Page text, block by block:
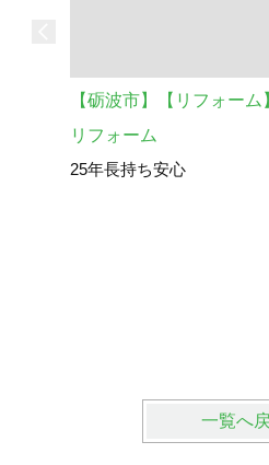
【砺波市】【リフォー
リフォーム
25年長持ち安心
一覧へ